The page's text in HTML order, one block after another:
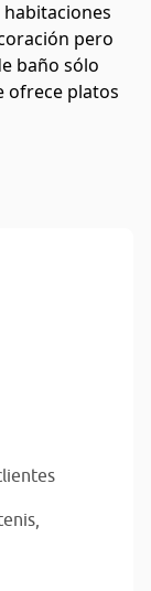
pero
baño sólo
ofrece platos